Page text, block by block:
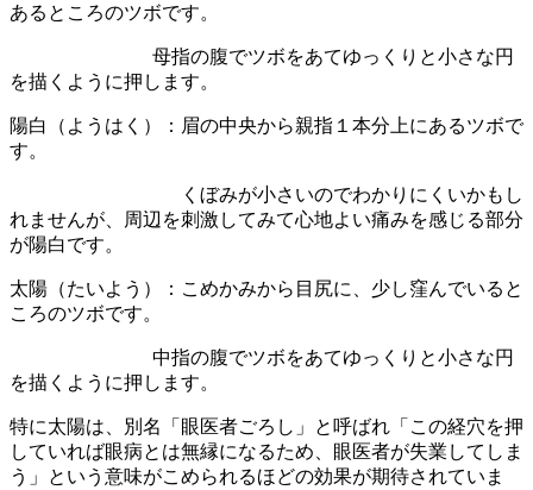
あるところのツボです。
母指の腹でツボをあてゆっくりと小さな円
を描くように押します。
陽白（ようはく）：眉の中央から親指１本分上にあるツボで
す。
くぼみが小さいのでわかりにくいかもし
れませんが、周辺を刺激してみて心地よい痛みを感じる部分
が陽白です。
太陽（たいよう）：こめかみから目尻に、少し窪んでいると
ころのツボです。
中指の腹でツボをあてゆっくりと小さな円
を描くように押します。
特に太陽は、別名「眼医者ごろし」と呼ばれ「この経穴を押
していれば眼病とは無縁になるため、眼医者が失業してしま
う」という意味がこめられるほどの効果が期待されていま